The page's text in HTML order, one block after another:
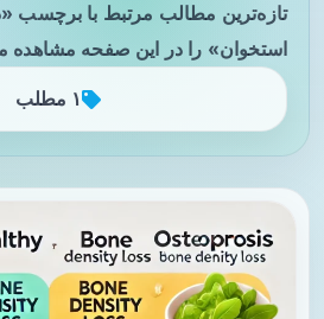
تازه‌ترین مطالب مرتبط با برچسب
استخوان» را در این صفحه مشاهده
۱ مطلب